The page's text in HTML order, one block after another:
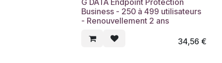
Business - 250 à 499 utilisateurs
- Renouvellement 2 ans
34,56 €